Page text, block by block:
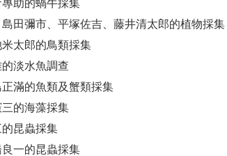
助的蝸牛採集
田彌市、平塚佐吉、藤井清太郎的植物採集
太郎的鳥類採集
淡水魚調查
滿的魚類及蟹類採集
的海藻採集
昆蟲採集
一的昆蟲採集